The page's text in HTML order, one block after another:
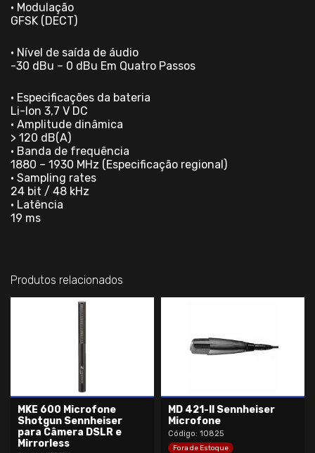
• Modulação
GFSK (DECT)
• Nível de saída de áudio
-30 dBu – 0 dBu Em Quatro Passos
• Especificações da bateria
Li-Ion 3,7 V DC
• Amplitude dinâmica
> 120 dB(A)
• Banda de frequência
1880 – 1930 MHz (Especificação regional)
• Sampling rates
24 bit / 48 kHz
• Latência
19 ms
Produtos relacionados
MKE 600 Microfone
Shotgun Sennheiser
para Câmera DSLR e
Mirrorless
MD 421-II Sennheiser
Microfone
Código: 10825
Fora de Estoque